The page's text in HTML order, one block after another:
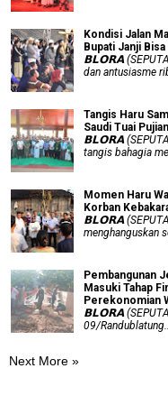
Kondisi Jalan
Bupati Janji
𝗕𝗟𝗢𝗥𝗔
dan antusiasme
Tangis Haru
Saudi Tuai Pujian
𝗕𝗟𝗢𝗥𝗔
tangis bahagia
Momen Haru
Korban
𝗕𝗟𝗢𝗥𝗔
menghanguskan
Pembangunan
Masuki Tahap
Perekonomian
𝗕𝗟𝗢𝗥𝗔
09/
Next More »